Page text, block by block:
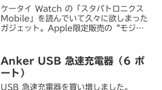
ケータイ Watch の「スタパトロニクス
Mobile」を読んでいて久々に欲しまった
ガジェット。Apple限定販売の“モジュ
できる USB 充電台。それ...
Anker USB 急速充電器（6 ポ
ート）
USB 急速充電器を買い増しました。